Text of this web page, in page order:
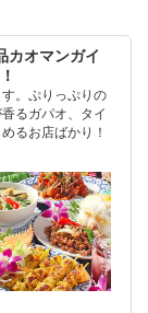
カオマンガイ
。ぷりっぷりの
るガパオ、タイ
るお店ばかり！